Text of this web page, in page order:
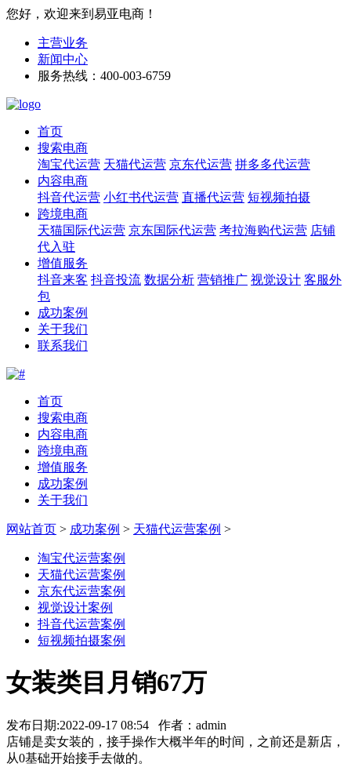
您好，欢迎来到易亚电商！
主营业务
新闻中心
服务热线：400-003-6759
首页
搜索电商
淘宝代运营 天猫代运营 京东代运营 拼多多代运营
内容电商
抖音代运营 小红书代运营 直播代运营 短视频拍摄
跨境电商
天猫国际代运营 京东国际代运营 考拉海购代运营 店铺
代入驻
增值服务
抖音来客 抖音投流 数据分析 营销推广 视觉设计 客服外
包
成功案例
关于我们
联系我们
首页
搜索电商
内容电商
跨境电商
增值服务
成功案例
关于我们
网站首页 > 成功案例 > 天猫代运营案例 >
淘宝代运营案例
天猫代运营案例
京东代运营案例
视觉设计案例
抖音代运营案例
短视频拍摄案例
女装类目月销67万
发布日期:2022-09-17 08:54 作者：admin
店铺是卖女装的，接手操作大概半年的时间，之前还是新店，
从0基础开始接手去做的。